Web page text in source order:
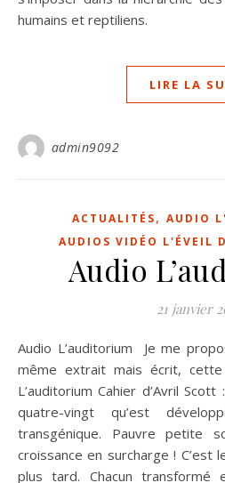
humains et reptiliens.
LIRE LA
admin9092
ACTUALITÉS, AUDIO
AUDIOS VIDÉO L'ÉVEIL
Audio
21 janvier
Audio L’auditorium Je me propose de vous présenter le
même extrait mais écrit,
L’auditorium Cahier d’Avril
quatre-vingt qu’est
transgénique. Pauvre petite
croissance en surcharge ! C’est
plus tard. Chacun transformé